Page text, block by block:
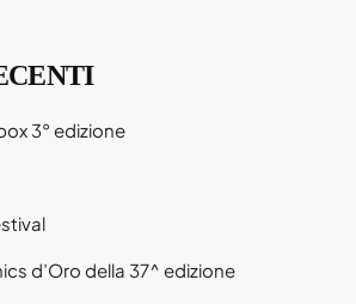
3° edizione
d’Oro della 37^ edizione